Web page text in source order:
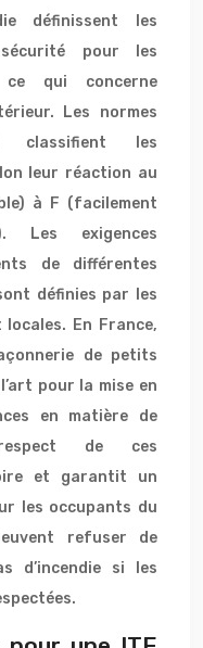
définissent les
pour les
ce qui concerne
Les normes
classifient les
leur réaction au
à F (facilement
Les exigences
de différentes
définies par les
En France,
de petits
pour la mise en
en matière de
de ces
et garantit un
les occupants du
refuser de
d’incendie si les